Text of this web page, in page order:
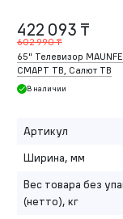
422 093 ₸
602 990 ₸
65" Телевизор
СМАРТ ТВ, Салют ТВ
В наличии
Артикул
Ширина, мм
Вес товара без
(нетто), кг